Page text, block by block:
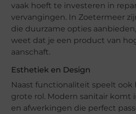
vaak hoeft te investeren in
vervangingen. In Zoetermeer
die duurzame opties
weet dat je een product van
aanschaft.
Esthetiek en Design
Naast functionaliteit speelt ook
grote rol. Modern sanitair komt
en afwerkingen die perfect